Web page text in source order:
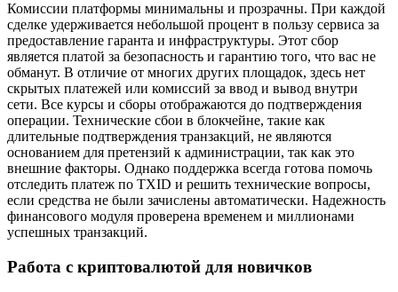
Комиссии платформы минимальны и прозрачны. При каждой
сделке удерживается небольшой процент в пользу сервиса за
предоставление гаранта и инфраструктуры. Этот сбор
является платой за безопасность и гарантию того, что вас не
обманут. В отличие от многих других площадок, здесь нет
скрытых платежей или комиссий за ввод и вывод внутри
сети. Все курсы и сборы отображаются до подтверждения
операции. Технические сбои в блокчейне, такие как
длительные подтверждения транзакций, не являются
основанием для претензий к администрации, так как это
внешние факторы. Однако поддержка всегда готова помочь
отследить платеж по TXID и решить технические вопросы,
если средства не были зачислены автоматически. Надежность
финансового модуля проверена временем и миллионами
успешных транзакций.
Работа с криптовалютой для новичков